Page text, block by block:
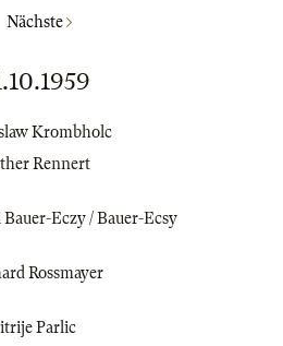
Nächste
Krombholc
Rennert
Bauer-Eczy / Bauer-Ecsy
Rossmayer
Parlic